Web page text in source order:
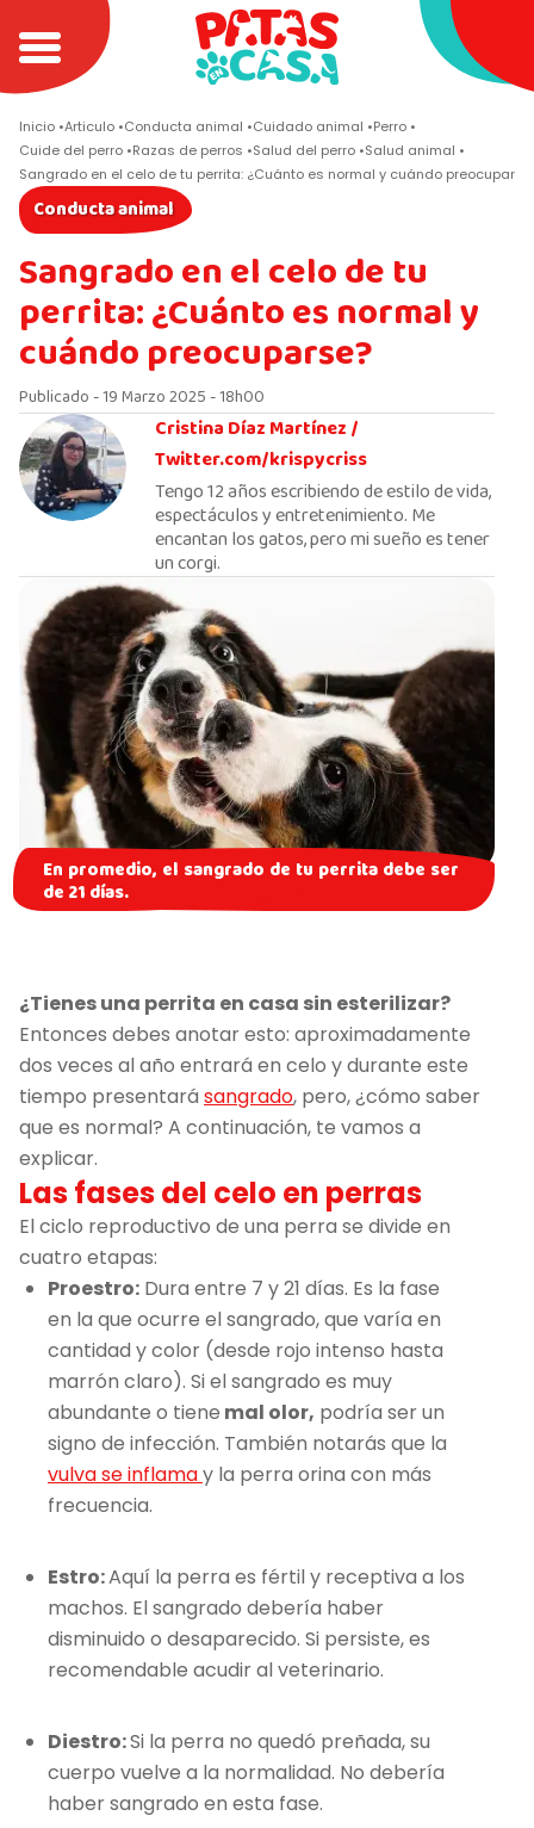
Inicio Articulo Conducta animal Cuidado animal
Perro
Cuide del perro Razas de perros Salud del perro Salud animal
Sangrado en el celo de tu perrita: ¿Cuánto es normal y cuándo
Conducta animal
Sangrado en el celo de tu
perrita: ¿Cuánto es normal y
cuándo preocuparse?
Publicado - 19 Marzo 2025 - 18h00
Cristina Díaz Martínez /
Twitter.com/krispycriss
Tengo 12 años escribiendo de estilo de vida,
espectáculos y entretenimiento. Me
encantan los gatos, pero mi sueño es tener
un corgi.
En promedio, el sangrado de tu perrita debe ser
de 21 días.
¿Tienes una perrita en casa sin esterilizar?
Entonces debes anotar esto: aproximadamente
dos veces al año entrará en celo y durante este
tiempo presentará sangrado, pero, ¿cómo saber
que es normal? A continuación, te vamos a
explicar.
Las fases del celo en perras
El ciclo reproductivo de una perra se divide en
cuatro etapas:
Proestro: Dura entre 7 y 21 días. Es la fase
en la que ocurre el sangrado, que varía en
cantidad y color (desde rojo intenso hasta
marrón claro). Si el sangrado es muy
abundante o tiene mal olor, podría ser un
signo de infección. También notarás que la
vulva se inflamay la perra orina con más
frecuencia.
Estro:Aquí la perra es fértil y receptiva a los
machos. El sangrado debería haber
disminuido o desaparecido. Si persiste, es
recomendable acudir al veterinario.
Diestro:Si la perra no quedó preñada, su
cuerpo vuelve a la normalidad. No debería
haber sangrado en esta fase.